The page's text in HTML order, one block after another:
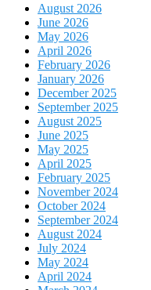
August 2026
June 2026
May 2026
April 2026
February 2026
January 2026
December 2025
September 2025
August 2025
June 2025
May 2025
April 2025
February 2025
November 2024
October 2024
September 2024
August 2024
July 2024
May 2024
April 2024